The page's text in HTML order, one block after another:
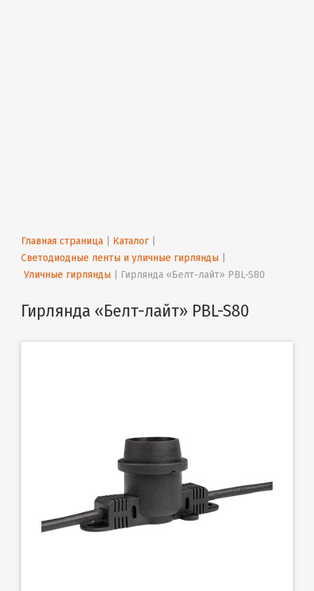
Главная страница Каталог |
Светодиодные ленты и уличные гирлянды
Уличные гирлянды
Гирлянда «Белт-лайт» PBL-S80
Гирлянда «Белт-лайт» PBL-S80